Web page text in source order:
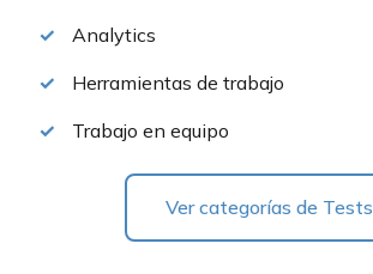
Analytics
Herramientas de trabajo
Trabajo en equipo
Ver categorías de Tests